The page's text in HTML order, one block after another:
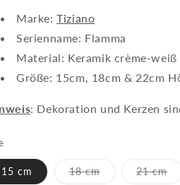
Marke:Tiziano
Serienname: Flamma
Material: Keramik crème-weiß
Größe: 15cm, 18cm & 22cm
: Dekoration und Kerzen
15 cm 18 cmVariante21 cm